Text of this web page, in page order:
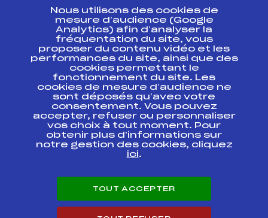
Ressources
Pass’Neige
Projet sportif fédéral
Projet de performance fédéral
Antidopage
Pôle Développement, Formation, Suivi
Scientifique
Listes ministérielles
Pôle vie de l’athlète
Enseignement professionnel
Carrières
Nous utilisons des cookies de
mesure d’audience (Google
Analytics) afin d’analyser la
fréquentation du site, vous
proposer du contenu vidéo et les
performances du site, ainsi que des
cookies permettant le
fonctionnement du site. Les
cookies de mesure d’audience ne
sont déposés qu’avec votre
consentement. Vous pouvez
accepter, refuser ou personnaliser
vos choix à tout moment. Pour
obtenir plus d'informations sur
notre gestion des cookies, cliquez
ici.
TOUT ACCEPTER